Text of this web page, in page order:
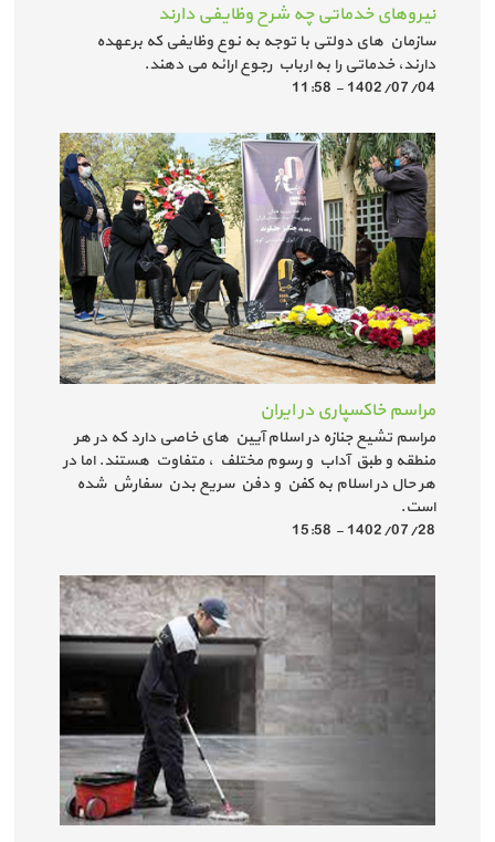
نیروهای خدماتی چه شرح وظایفی دارند
سازمان های دولتی با توجه به نوع وظایفی که برعهده
دارند، خدماتی را به ارباب رجوع ارائه می دهند.
1402/07/04 - 11:58
مراسم خاکسپاری در ایران
مراسم تشیع جنازه در اسلام آیین های خاصی دارد که در هر
منطقه و طبق آداب و رسوم مختلف ، متفاوت هستند. اما در
هر حال در اسلام به کفن و دفن سریع بدن سفارش شده
است.
1402/07/28 - 15:58